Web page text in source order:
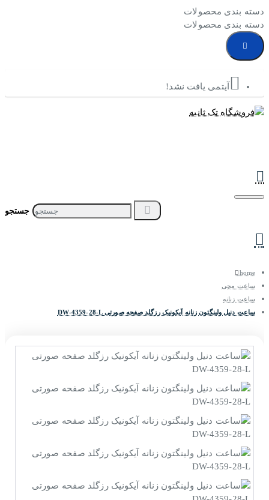
دسته بندی محصولات
دسته بندی محصولات
آیتمی یافت نشد!
home
ساعت مچی
ساعت زنانه
ساعت دنیل ولینگتون زنانه آیکونیک رزگلد صفحه صورتی DW-4359-28-L